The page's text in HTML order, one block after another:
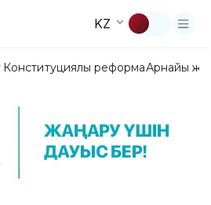
KZ
Конституциялық реформаАрнайы